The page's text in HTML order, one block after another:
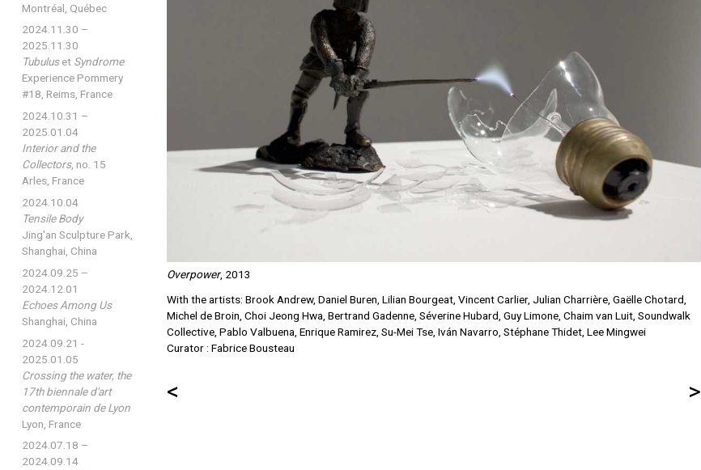
Montréal, Québec
2024.11.30 –
2025.11.30
Tubuluset Syndrome
Experience Pommery
#18, Reims, France
2024.10.31 –
2025.01.04
Interior and the
Collectors, no. 15
Arles, France
2024.10.04
Tensile Body
Jing'an Sculpture Park,
Shanghai, China
2024.09.25 –
2024.12.01
Echoes Among Us
Shanghai, China
2024.09.21 -
2025.01.05
Crossing the water, the
17th biennale d'art
contemporain de Lyon
Lyon, France
2024.07.18 –
2024.09.14
Overpower, 2013
With the artists: Brook Andrew, Daniel Buren, Lilian Bourgeat, Vincent Carlier, Julian Charrière, Gaëlle Chotard,
Michel de Broin, Choi Jeong Hwa, Bertrand Gadenne, Séverine Hubard, Guy Limone, Chaim van Luit, Soundwalk
Collective, Pablo Valbuena, Enrique Ramirez, Su-Mei Tse, Iván Navarro, Stéphane Thidet, Lee Mingwei
Curator : Fabrice Bousteau
< >